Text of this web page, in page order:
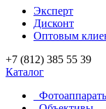
Эксперт
Дисконт
Оптовым
+7 (812) 385 55 39
Каталог